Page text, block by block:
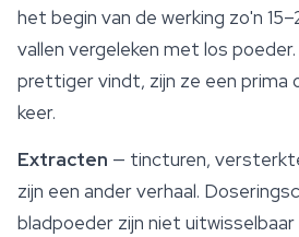
het begin van de werking zo'n
vallen vergeleken met los
prettiger vindt, zijn ze een prima
keer.
Extracten — tincturen,
zijn een ander verhaal.
bladpoeder zijn niet